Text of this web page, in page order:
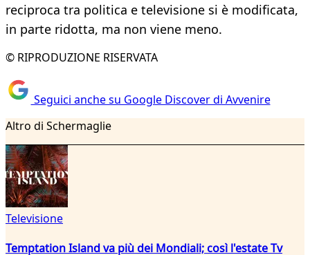
reciproca tra politica e televisione si è modificata,
in parte ridotta, ma non viene meno.
© RIPRODUZIONE RISERVATA
Seguici anche su Google Discover di Avvenire
Altro di Schermaglie
Televisione
Temptation Island va più dei Mondiali; così l'estate Tv